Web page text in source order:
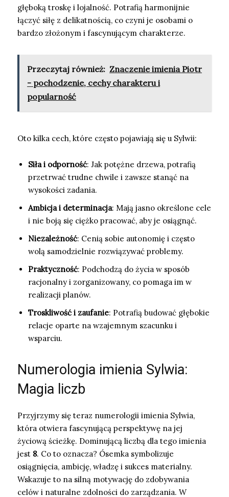
głęboką troskę i lojalność. Potrafią harmonijnie
łączyć siłę z delikatnością, co czyni je osobami o
bardzo złożonym i fascynującym charakterze.
Przeczytaj również: Znaczenie imienia Piotr
- pochodzenie, cechy charakteru i
popularność
Oto kilka cech, które często pojawiają się u Sylwii:
Siła i odporność: Jak potężne drzewa, potrafią
przetrwać trudne chwile i zawsze stanąć na
wysokości zadania.
Ambicja i determinacja: Mają jasno określone cele
i nie boją się ciężko pracować, aby je osiągnąć.
Niezależność: Cenią sobie autonomię i często
wolą samodzielnie rozwiązywać problemy.
Praktyczność: Podchodzą do życia w sposób
racjonalny i zorganizowany, co pomaga im w
realizacji planów.
Troskliwość i zaufanie: Potrafią budować głębokie
relacje oparte na wzajemnym szacunku i
wsparciu.
Numerologia imienia Sylwia:
Magia liczb
Przyjrzymy się teraz numerologii imienia Sylwia,
która otwiera fascynującą perspektywę na jej
życiową ścieżkę. Dominującą liczbą dla tego imienia
jest 8. Co to oznacza? Ósemka symbolizuje
osiągnięcia, ambicję, władzę i sukces materialny.
Wskazuje to na silną motywację do zdobywania
celów i naturalne zdolności do zarządzania. W